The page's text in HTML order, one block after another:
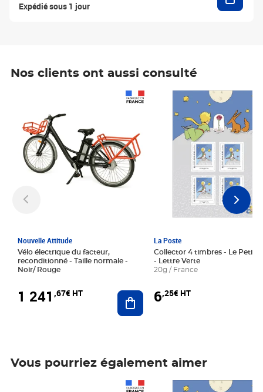
Expédié sous 1 jour
Nos clients ont aussi consulté
Nouvelle Attitude
Vélo électrique du facteur,
reconditionné - Taille normale -
Noir/ Rouge
1 241 ,67€ HT Ajouter au panier
La Poste
Collector 4 timbres - Le Petit
- Lettre Verte
20g / France
6,25€ HT
Prix 6,25€ HT
Vous pourriez également aimer
Prix 6,25€ HT